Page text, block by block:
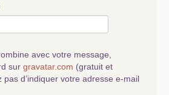
avec votre message,
sur gravatar.com (gratuit et
pas d’indiquer votre adresse e-mail